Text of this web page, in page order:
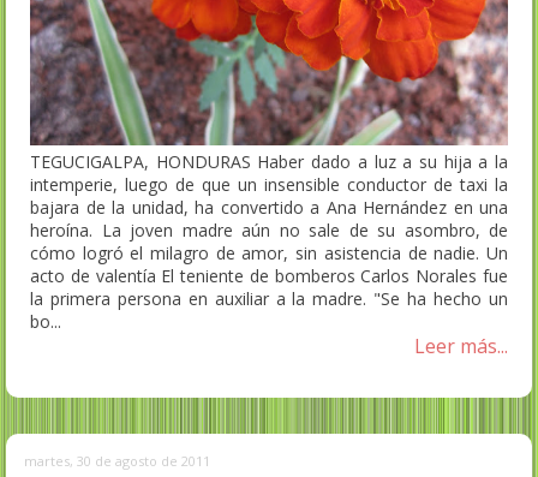
TEGUCIGALPA, HONDURAS Haber dado a luz a su hija a la
intemperie, luego de que un insensible conductor de taxi la
bajara de la unidad, ha convertido a Ana Hernández en una
heroína. La joven madre aún no sale de su asombro, de
cómo logró el milagro de amor, sin asistencia de nadie. Un
acto de valentía El teniente de bomberos Carlos Norales fue
la primera persona en auxiliar a la madre. "Se ha hecho un
bo...
Leer más...
martes, 30 de agosto de 2011